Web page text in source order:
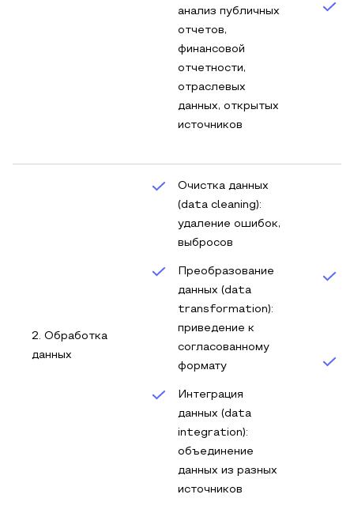
анализ публичных
отчетов,
финансовой
отчетности,
отраслевых
данных, открытых
источников
2. Обработка
данных
Очистка данных
(data cleaning):
удаление ошибок,
выбросов
Преобразование
данных (data
transformation):
приведение к
согласованному
формату
Интеграция
данных (data
integration):
объединение
данных из разных
источников